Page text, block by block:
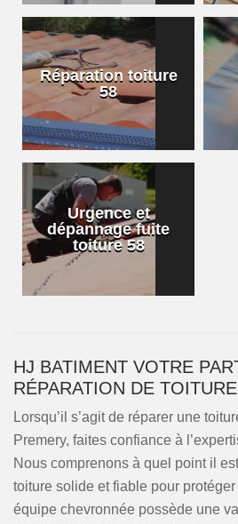
Réparation toiture
58
Urgence et
dépannage fuite
toiture 58
HJ BATIMENT VOTRE
RÉPARATION DE
Lorsqu’il s’agit de réparer une
Premery, faites confiance à
Nous comprenons à quel point il
toiture solide et fiable pour
équipe chevronnée possède une